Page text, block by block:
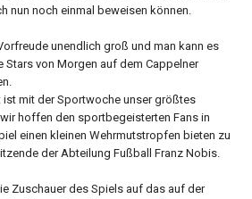
nun noch einmal beweisen können.
unendlich groß und man kann es
Stars von Morgen auf dem Cappelner
mit der Sportwoche unser größtes
hoffen den sportbegeisterten Fans in
einen kleinen Wehrmutstropfen bieten zu
der Abteilung Fußball Franz Nobis.
Zuschauer des Spiels auf das auf der